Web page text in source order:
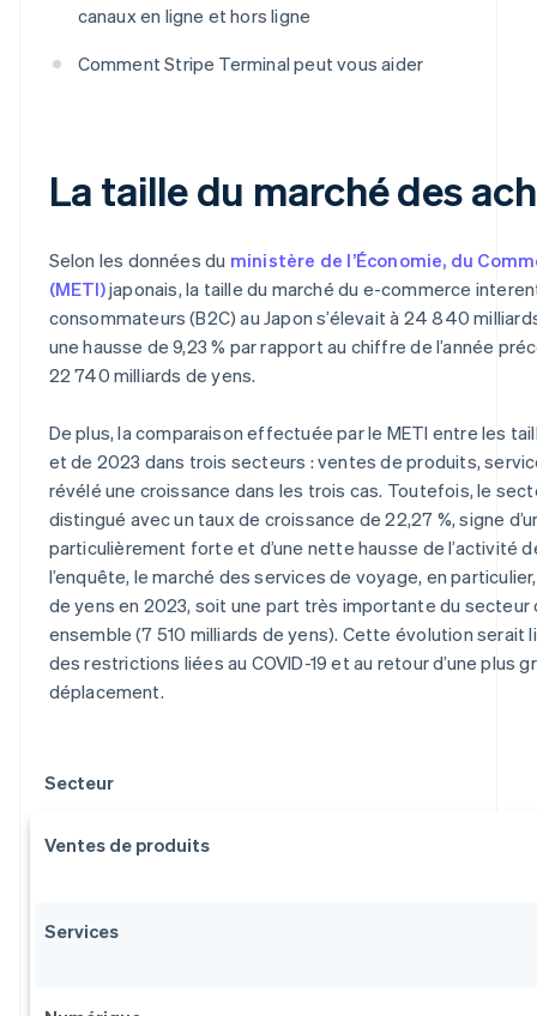
canaux en ligne et hors ligne
Comment Stripe Terminal peut vous aider
La taille du marché des
Selon les données du ministère de l’Économie, du
(METI)japonais, la taille du marché du e-commerce
consommateurs (B2C) au Japon s’élevait à 24 840
une hausse de 9,23 % par rapport au chiffre de l’année
22 740 milliards de yens.
De plus, la comparaison effectuée par le METI entre les
et de 2023 dans trois secteurs : ventes de produits,
révélé une croissance dans les trois cas. Toutefois, le
distingué avec un taux de croissance de 22,27 %, signe
particulièrement forte et d’une nette hausse de l’activité
l’enquête, le marché des services de voyage, en
de yens en 2023, soit une part très importante du secteur
ensemble (7 510 milliards de yens). Cette évolution serait
des restrictions liées au COVID-19 et au retour d’une plus
déplacement.
Secteur
Ventes de produits
Services